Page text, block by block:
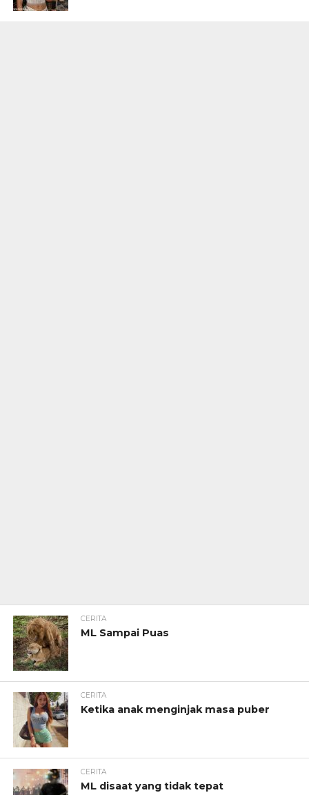
CERITA
ML Sampai Puas
CERITA
Ketika anak menginjak masa puber
CERITA
ML disaat yang tidak tepat